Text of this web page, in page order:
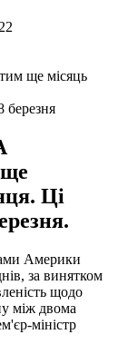
Ці
Америки
за винятком
щодо
між двома
міністр